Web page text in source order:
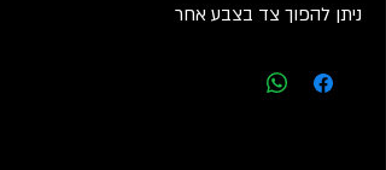
ניתן להפוך צד בצבע אחר